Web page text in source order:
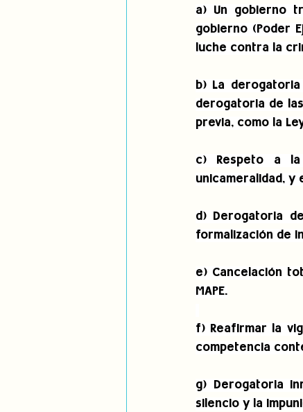
a) Un gobierno
gobierno (Poder
luche contra la
b) La
derogatoria de
previa, como la
c) Respeto a la
unicameralidad, y
d) Derogatoria
formalización de
e) Cancelación
MAPE.
f) Reafirmar la
competencia
g) Derogatoria
silencio y la